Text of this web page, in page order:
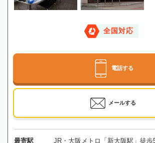
全国対応
電話する
メールする
最寄駅 JR・大阪メトロ「新大阪駅」徒歩